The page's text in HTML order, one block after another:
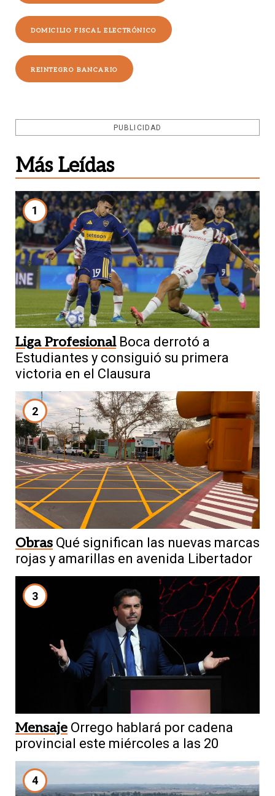
DOMICILIO FISCAL ELECTRÓNICO
REINTEGRO BANCARIO
PUBLICIDAD
Más Leídas
1
Liga Profesional Boca derrotó a
Estudiantes y consiguió su primera
victoria en el Clausura
2
Obras Qué significan las nuevas marcas
rojas y amarillas en avenida Libertador
3
Mensaje Orrego hablará por cadena
provincial este miércoles a las 20
4